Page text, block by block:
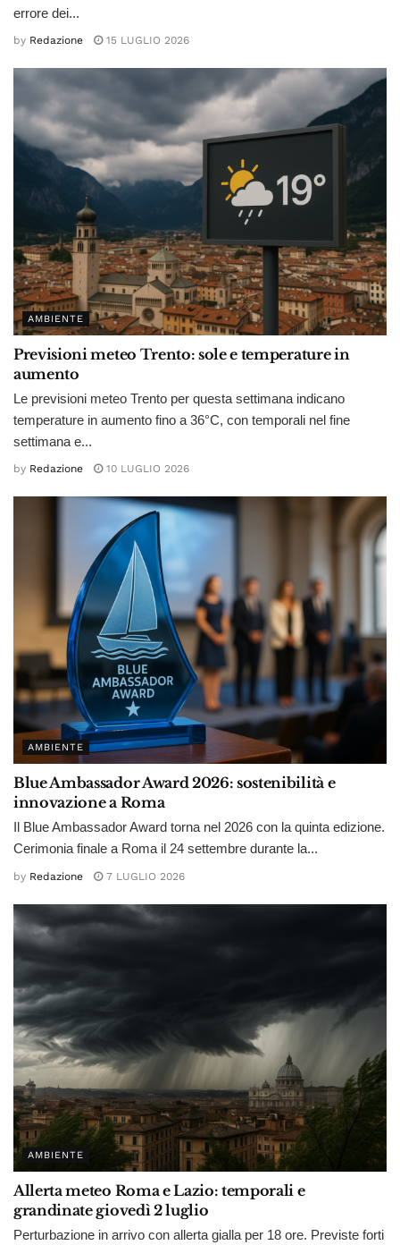
errore dei...
by Redazione 15 LUGLIO 2026
AMBIENTE
Previsioni meteo Trento: sole e temperature in
aumento
Le previsioni meteo Trento per questa settimana indicano
temperature in aumento fino a 36°C, con temporali nel fine
settimana e...
by Redazione 10 LUGLIO 2026
AMBIENTE
Blue Ambassador Award 2026: sostenibilità e
innovazione a Roma
Il Blue Ambassador Award torna nel 2026 con la quinta edizione.
Cerimonia finale a Roma il 24 settembre durante la...
by Redazione 7 LUGLIO 2026
AMBIENTE
Allerta meteo Roma e Lazio: temporali e
grandinate giovedì 2 luglio
Perturbazione in arrivo con allerta gialla per 18 ore. Previste forti